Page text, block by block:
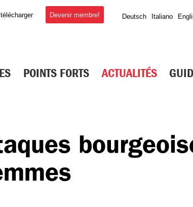
Devenir membre! Deutsch Italiano
POINTS FORTS ACTUALITÉS